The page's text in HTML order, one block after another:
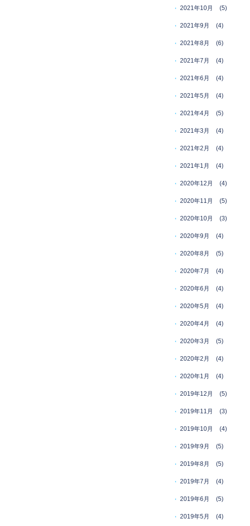
2021年10月 (5)
2021年9月 (4)
2021年8月 (6)
2021年7月 (4)
2021年6月 (4)
2021年5月 (4)
2021年4月 (5)
2021年3月 (4)
2021年2月 (4)
2021年1月 (4)
2020年12月 (4)
2020年11月 (5)
2020年10月 (3)
2020年9月 (4)
2020年8月 (5)
2020年7月 (4)
2020年6月 (4)
2020年5月 (4)
2020年4月 (4)
2020年3月 (5)
2020年2月 (4)
2020年1月 (4)
2019年12月 (5)
2019年11月 (3)
2019年10月 (4)
2019年9月 (5)
2019年8月 (5)
2019年7月 (4)
2019年6月 (5)
2019年5月 (4)